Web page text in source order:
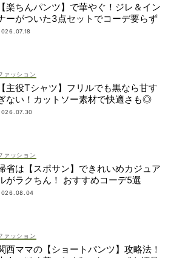
【楽ちんパンツ】で華やぐ！ジレ＆イン
ーがついた3点セットでコーデ要らず
ァッション
【主役Tシャツ】フリルでも黒なら甘す
ない！カットソー素材で快適さも◎
ァッション
省は【スポサン】できれいめカジュア
がラクちん！ おすすめコーデ5選
ァッション
西ママの【ショートパンツ】攻略法！